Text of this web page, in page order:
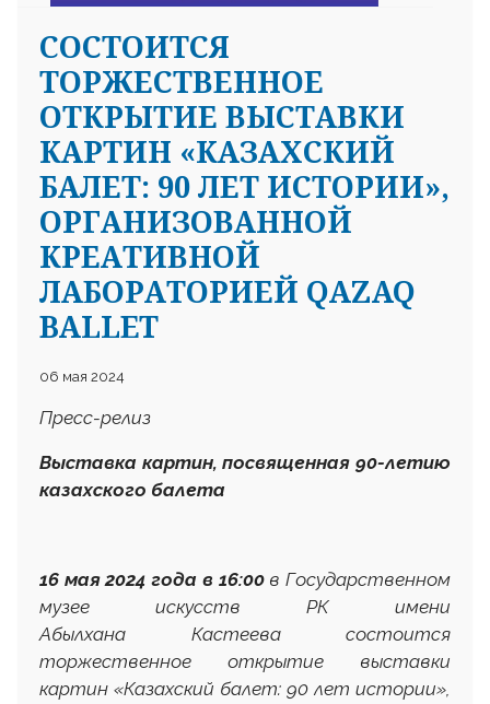
CОСТОИТСЯ
ТОРЖЕСТВЕННОЕ
ОТКРЫТИЕ ВЫСТАВКИ
КАРТИН «КАЗАХСКИЙ
БАЛЕТ: 90 ЛЕТ ИСТОРИИ»,
ОРГАНИЗОВАННОЙ
КРЕАТИВНОЙ
ЛАБОРАТОРИЕЙ QAZAQ
BALLET
06 мая 2024
Пресс-релиз
Выставка картин, посвященная 90-летию
казахского балета
16 мая 2024 года в 16:00 вГосударственном
музее искусств РК имени
Абылхана Кастеева состоится
торжественное открытие выставки
картин «Казахский балет: 90 лет истории»,